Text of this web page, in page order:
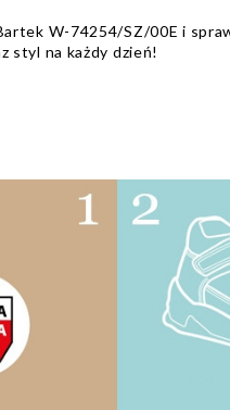
W-74254/SZ/00E i
styl na każdy dzień!